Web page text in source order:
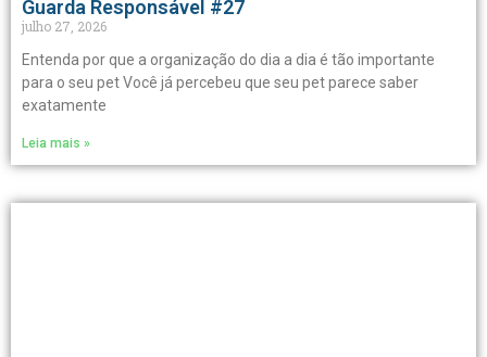
Guarda Responsável #27
julho 27, 2026
Entenda por que a organização do dia a dia é tão importante
para o seu pet Você já percebeu que seu pet parece saber
exatamente
Leia mais »